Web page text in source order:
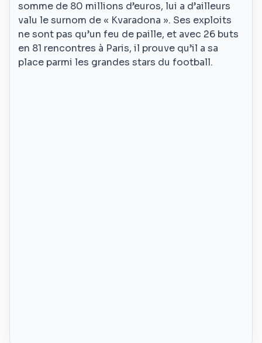
somme de 80 millions d’euros, lui a d’ailleurs
valu le surnom de « Kvaradona ». Ses exploits
ne sont pas qu’un feu de paille, et avec 26 buts
en 81 rencontres à Paris, il prouve qu’il a sa
place parmi les grandes stars du football.